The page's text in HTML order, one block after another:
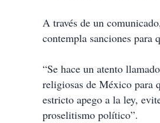
A través de un
contempla sanciones para
“Se hace un atento
religiosas de México para
estricto apego a la ley,
proselitismo político”.